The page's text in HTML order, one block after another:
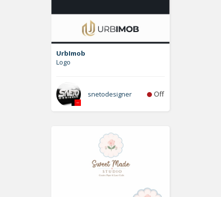
UrbImob
Logo
snetodesigner Off